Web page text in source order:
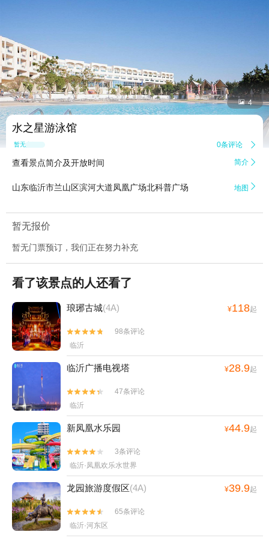
 4
水之星游泳馆
暂无点评 0条评论 
查看景点简介及开放时间 简介 
山东临沂市兰山区滨河大道凤凰广场北科普广场 地图 
暂无报价
暂无门票预订，我们正在努力补充
看了该景点的人还看了
琅琊古城(4A) ¥118起


98条评论
临沂
临沂广播电视塔 ¥28.9起


47条评论
临沂
新凤凰水乐园 ¥44.9起


3条评论
临沂·凤凰欢乐水世界
龙园旅游度假区(4A) ¥39.9起


65条评论
临沂·河东区